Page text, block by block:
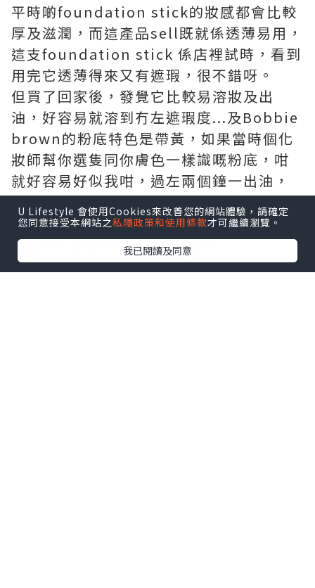
平時啲foundation stick的妝感都會比較
厚及滋潤，而這產品sell既就係透薄易用，
這支foundation stick 係店裡試時，看到
用完它透薄得來又有遮瑕，很不錯呀。
但買了回家後，發覺它比較易溶妝及出
油，好容易就溶到冇左遮瑕度...及Bobbie
brown的粉底特色是帶黃，如果當時個化
妝師幫你選隻同你膚色一樣識嘅粉底，咁
就好容易好似我咁，過左兩個鐘一出油，
塊面黃過黃面婆。
我真係諗唔到點樣再用佢，但始終係
Bobbie Brown,唔捨得掉wo
2) Gurline Meteorites Perles Light-
U Lifestyle 會使用Cookies來改善您的網站體驗，請確定
您同意接受本網站之私隱政策和使用條款才可繼續瀏覽。
我已閱讀及同意